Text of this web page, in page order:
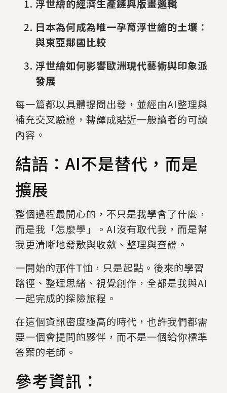
浮世繪的經濟生產鏈與版畫邏輯
日本為何成為唯一孕育浮世繪的土壤：
與東亞鄰國比較
浮世繪如何影響歐洲現代藝術與印象派
發展
每一篇都以具體提問出發，並經由AI整理與
補充交叉驗證，轉譯成貼近一般讀者的可讀
內容。
結語：AI不是替代，而是
擴展
整個過程最開心的，不只是我學會了什麼，
而是我「怎麼學」。AI沒有取代我，而是幫
我更清晰地發散與收斂、整理與查證。
一開始的那件T恤，只是起點。後來的學習
路徑、整理思緒、視覺創作，全都是我與AI
一起完成的探險旅程。
在這個資訊密度極高的時代，也許我們都需
要一個會提問的夥伴，而不是一個給你標準
答案的老師。
參考資訊：